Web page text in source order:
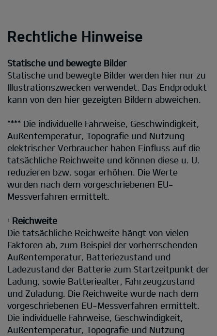
Rechtliche Hinweise
Statische und bewegte Bilder
Statische und bewegte Bilder werden hier nur zu
Illustrationszwecken verwendet. Das Endprodukt
kann von den hier gezeigten Bildern abweichen.
**** Die individuelle Fahrweise, Geschwindigkeit,
Außentemperatur, Topografie und Nutzung
elektrischer Verbraucher haben Einfluss auf die
tatsächliche Reichweite und können diese u. U.
reduzieren bzw. sogar erhöhen. Die Werte
wurden nach dem vorgeschriebenen EU-
Messverfahren ermittelt.
1
Reichweite
Die tatsächliche Reichweite hängt von vielen
Faktoren ab, zum Beispiel der vorherrschenden
Außentemperatur, Batteriezustand und
Ladezustand der Batterie zum Startzeitpunkt der
Ladung, sowie Batteriealter, Fahrzeugzustand
und Zuladung. Die Reichweite wurde nach dem
vorgeschriebenen EU-Messverfahren ermittelt.
Die individuelle Fahrweise, Geschwindigkeit,
Außentemperatur, Topografie und Nutzung